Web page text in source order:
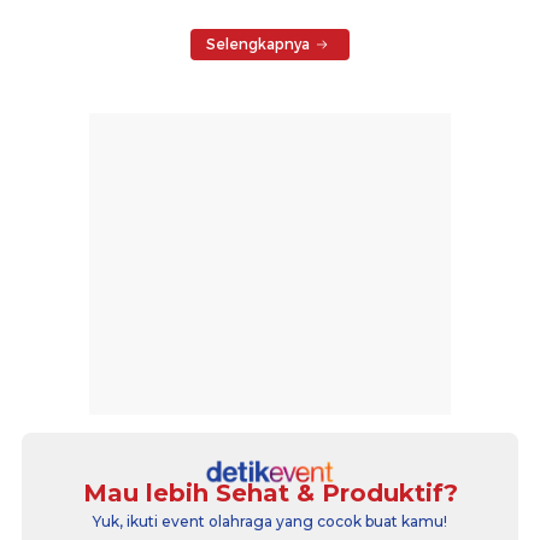
Selengkapnya
Mau lebih Sehat & Produktif?
Yuk, ikuti event olahraga yang cocok buat kamu!